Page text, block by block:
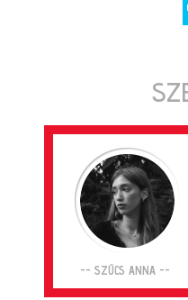
-- SZŰCS ANNA --